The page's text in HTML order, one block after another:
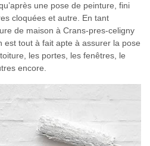
une pose de peinture, fini
cloquées et autre. En tant
de maison à Crans-pres-celigny
est tout à fait apte à assurer la pose
les portes, les fenêtres, le
encore.